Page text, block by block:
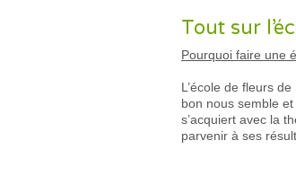
Tout sur
Pourquoi faire une
L’école de fleurs
bon nous semble
s’acquiert avec la
parvenir à ses